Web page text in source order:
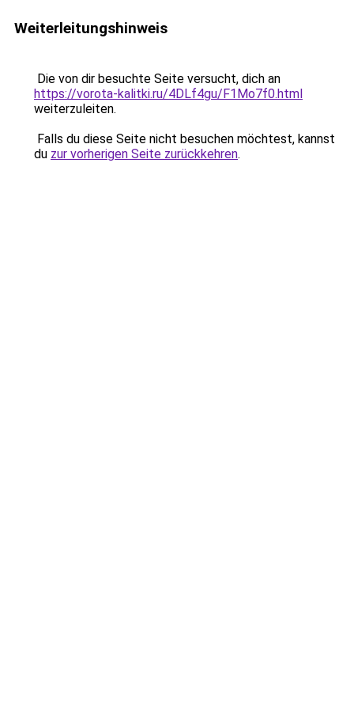
Weiterleitungshinweis
Die von dir besuchte Seite versucht, dich an
https://vorota-kalitki.ru/4DLf4gu/F1Mo7f0.html
weiterzuleiten.
Falls du diese Seite nicht besuchen möchtest, kannst
du zur vorherigen Seite zurückkehren.